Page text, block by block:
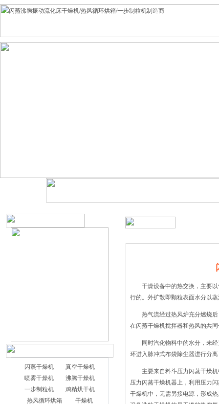
闪蒸干燥机
真空干燥机
喷雾干燥机
沸腾干燥机
一步制粒机
鸡精烘干机
热风循环烘箱
干燥机
干燥设备中的热交换，主要以
行的。外扩散即颗粒表面水分以
热气流经过热风炉充分燃烧后
在闪蒸干燥机搅拌器和热风的共
同时汽化物料中的水分，未经
环进入脉冲式布袋除尘器进行分
主要来自料斗压力闪蒸干燥机
压力闪蒸干燥机器上，利用压力
干燥机中，无需另接电源，形成